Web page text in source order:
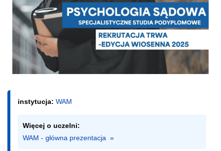
instytucja: WAM
Więcej o uczelni:
WAM - główna prezentacja  »